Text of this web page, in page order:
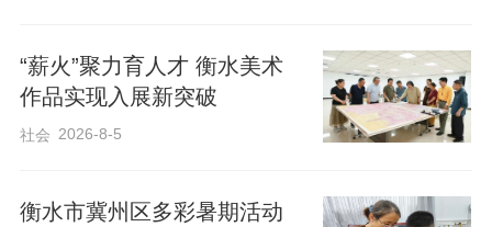
“薪火”聚力育人才 衡水美术
作品实现入展新突破
社会 2026-8-5
衡水市冀州区多彩暑期活动